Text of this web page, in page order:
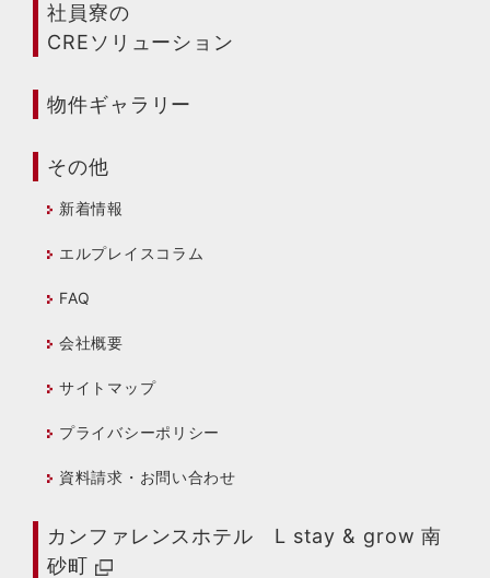
社員寮の
CREソリューション
物件ギャラリー
その他
新着情報
エルプレイスコラム
FAQ
会社概要
サイトマップ
プライバシーポリシー
資料請求・お問い合わせ
カンファレンスホテル L stay & grow 南
砂町